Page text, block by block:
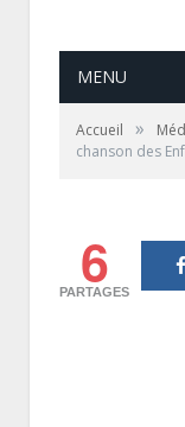
MENU
Accueil »
chanson des
6
PARTAGES